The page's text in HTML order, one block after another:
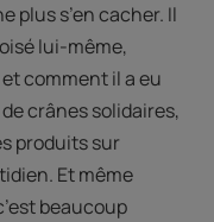
plus s’en cacher. Il
lui-même,
comment il a eu
crânes solidaires,
produits sur
Et même
beaucoup